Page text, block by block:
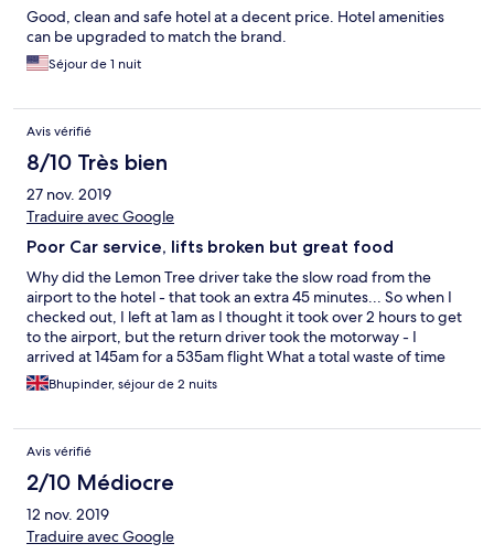
Good, clean and safe hotel at a decent price. Hotel amenities
can be upgraded to match the brand.
Séjour de 1 nuit
Avis vérifié
8/10 Très bien
27 nov. 2019
Traduire avec Google
Poor Car service, lifts broken but great food
Why did the Lemon Tree driver take the slow road from the
airport to the hotel - that took an extra 45 minutes... So when I
checked out, I left at 1am as I thought it took over 2 hours to get
to the airport, but the return driver took the motorway - I
arrived at 145am for a 535am flight What a total waste of time
and shockingly bad organisation The bedsheets are not clean
The towels are very very used The lift was broken two days in a
evening buffet is fresh and delicious
Bhupinder, séjour de 2 nuits
Avis vérifié
2/10 Médiocre
12 nov. 2019
Traduire avec Google